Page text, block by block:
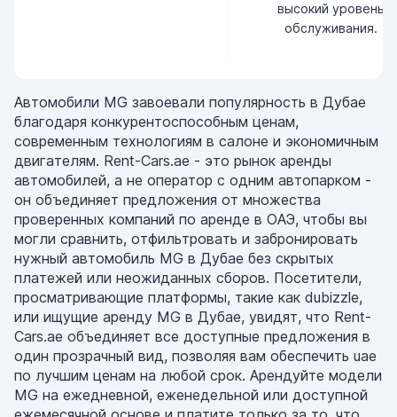
высокий уровень
обслуживания.
Автомобили MG завоевали популярность в Дубае
благодаря конкурентоспособным ценам,
современным технологиям в салоне и экономичным
двигателям. Rent-Cars.ae - это рынок аренды
автомобилей, а не оператор с одним автопарком -
он объединяет предложения от множества
проверенных компаний по аренде в ОАЭ, чтобы вы
могли сравнить, отфильтровать и забронировать
нужный автомобиль MG в Дубае без скрытых
платежей или неожиданных сборов. Посетители,
просматривающие платформы, такие как dubizzle,
или ищущие аренду MG в Дубае, увидят, что Rent-
Cars.ae объединяет все доступные предложения в
один прозрачный вид, позволяя вам обеспечить uae
по лучшим ценам на любой срок. Арендуйте модели
MG на ежедневной, еженедельной или доступной